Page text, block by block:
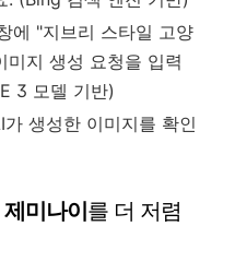
에 "지브리 스타일 고양
미지 생성 요청을 입력
3 모델 기반)
가 생성한 이미지를 확인
제미나이를 더 저렴